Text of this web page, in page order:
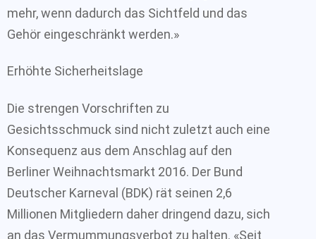
mehr, wenn dadurch das Sichtfeld und das
Gehör eingeschränkt werden.»
Erhöhte Sicherheitslage
Die strengen Vorschriften zu
Gesichtsschmuck sind nicht zuletzt auch eine
Konsequenz aus dem Anschlag auf den
Berliner Weihnachtsmarkt 2016. Der Bund
Deutscher Karneval (BDK) rät seinen 2,6
Millionen Mitgliedern daher dringend dazu, sich
an das Vermummungsverbot zu halten. «Seit